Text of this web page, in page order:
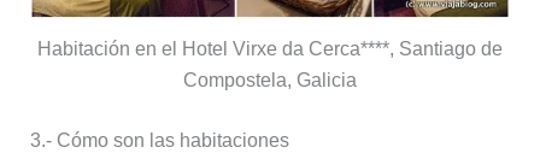
Habitación en el Hotel Virxe da Cerca****, Santiago de
Compostela, Galicia
3.- Cómo son las habitaciones